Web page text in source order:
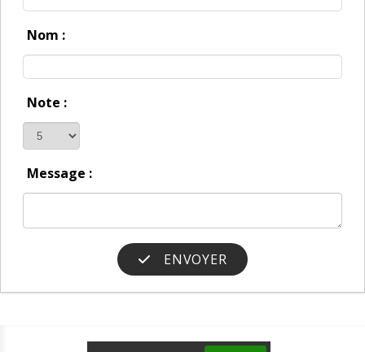
Nom :
Note :
Message :
ENVOYER